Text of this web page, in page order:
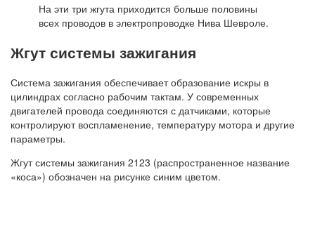
На эти три жгута приходится больше половины
всех проводов в электропроводке Нива Шевроле.
Жгут системы зажигания
Система зажигания обеспечивает образование искры в
цилиндрах согласно рабочим тактам. У современных
двигателей провода соединяются с датчиками, которые
контролируют воспламенение, температуру мотора и другие
параметры.
Жгут системы зажигания 2123 (распространенное название
«коса») обозначен на рисунке синим цветом.